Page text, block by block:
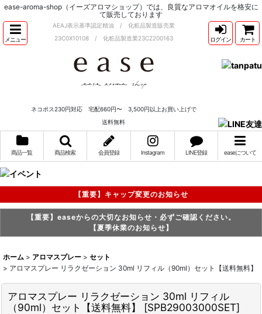
ease-aroma-shop（イーズアロマショップ）では、良質なアロマオイルを格安に
て販売しております
メニュー
AEAJ表示基準認定精油 / 化粧品製造販売業
23C0X10108 / 化粧品製造業23CZ200163
ネコポス230円対応 宅配660円〜 3,500円以上お買い上げで
送料無料
ログイン カート
商品一覧 商品検索 会員登録 Instagram LINE登録 easeについて
【重要】キャップ変更のお知らせ
【重要】easeからの大切なお知らせ・必ずご確認ください。
【夏季休業のお知らせ】
ホーム > アロマスプレー > セット
> アロマスプレー リラクゼーション 30ml リフィル（90ml）セット【送料無料】
アロマスプレー リラクゼーション 30ml リフィル
（90ml）セット【送料無料】
[SPB29003000SET]